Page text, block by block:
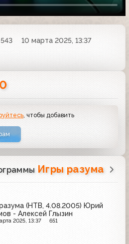
543
10 марта 2025, 13:37
0
, чтобы добавить
Игры разума
(НТВ, 4.08.2005) Юрий
- Алексей Глызин
2025, 13:37 651